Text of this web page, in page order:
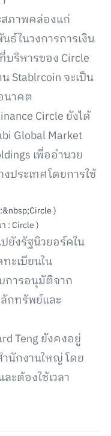
สภาพคล่องแก่
ธ์ในวงการการเงิน
บริหารของ Circle
Stablrcoin จะเป็น
นาคต
Circle ยังได้
Global Market
เพื่ออำนวย
ประเทศโดยการใช้
: Circle )
ยังรัฐนิวยอร์คใน
ะเบียนใน
การอนุมัติจาก
กทรัพย์และ
Teng ยังคงอยู่
นักงานใหญ่ โดย
ะต้องใช้เวลา